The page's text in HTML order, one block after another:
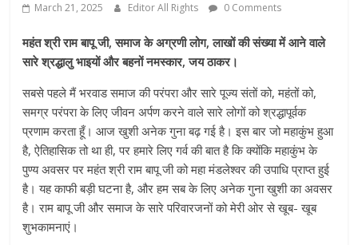
March 21, 2025 Editor All Rights 0 Comments
महंत श्री राम बापू जी, समाज के अग्रणी लोग, लाखों की संख्या में आने वाले
सारे श्रद्धालु भाइयों और बहनों नमस्कार, जय ठाकर।
सबसे पहले मैं भरवाड समाज की परंपरा और सारे पूज्य संतों को, महंतों को,
समग्र परंपरा के लिए जीवन अर्पण करने वाले सारे लोगों को श्रद्धापूर्वक
प्रणाम करता हूँ। आज खुशी अनेक गुना बढ़ गई है। इस बार जो महाकुंभ हुआ
है, ऐतिहासिक तो था ही, पर हमारे लिए गर्व की बात है कि क्योंकि महाकुंभ के
पुण्य अवसर पर महंत श्री राम बापू जी को महा मंडलेश्वर की उपाधि प्राप्त हुई
है। यह काफी बड़ी घटना है, और हम सब के लिए अनेक गुना खुशी का अवसर
है। राम बापू जी और समाज के सारे परिवारजनों को मेरी ओर से खूब- खूब
शुभकामनाएं।